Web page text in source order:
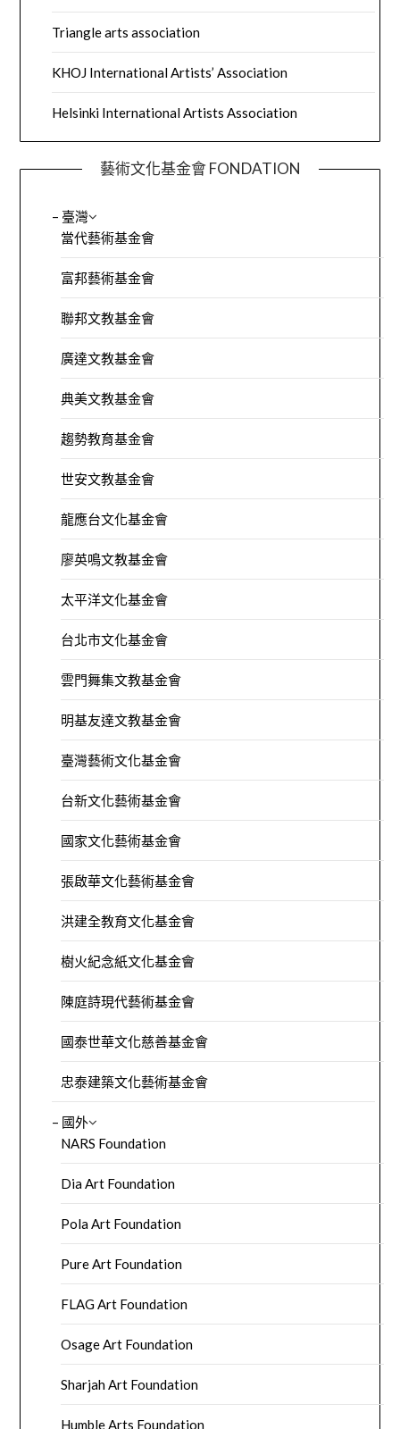
Triangle arts association
KHOJ International Artists’ Association
Helsinki International Artists Association
藝術文化基金會 FONDATION
– 臺灣
當代藝術基金會
富邦藝術基金會
聯邦文教基金會
廣達文教基金會
典美文教基金會
趨勢教育基金會
世安文教基金會
龍應台文化基金會
廖英鳴文教基金會
太平洋文化基金會
台北市文化基金會
雲門舞集文教基金會
明基友達文教基金會
臺灣藝術文化基金會
台新文化藝術基金會
國家文化藝術基金會
張啟華文化藝術基金會
洪建全教育文化基金會
樹火紀念紙文化基金會
陳庭詩現代藝術基金會
國泰世華文化慈善基金會
忠泰建築文化藝術基金會
– 國外
NARS Foundation
Dia Art Foundation
Pola Art Foundation
Pure Art Foundation
FLAG Art Foundation
Osage Art Foundation
Sharjah Art Foundation
Humble Arts Foundation